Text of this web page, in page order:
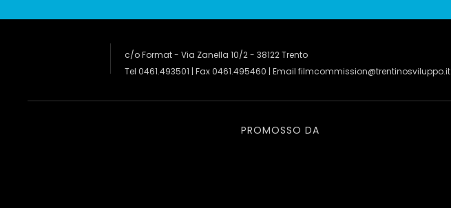
c/o Format - Via Zanella 10/2 - 38122 Trento
Tel 0461.493501 | Fax 0461.495460 | Email filmcommission@trentinosviluppo.it
PROMOSSO DA